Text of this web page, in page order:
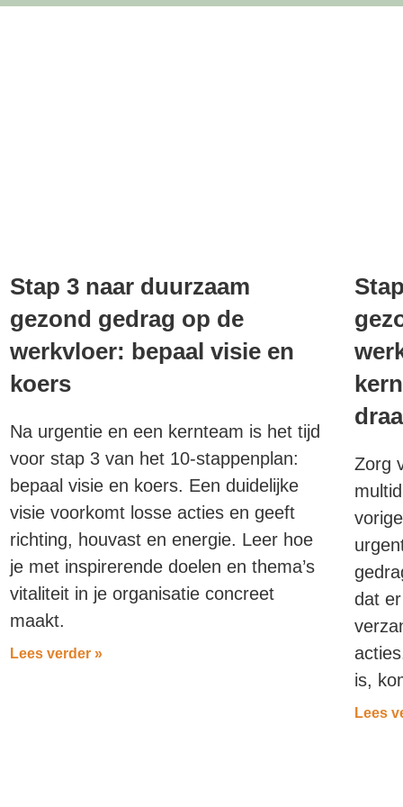
Stap 3 naar duurzaam
gezond gedrag op de
werkvloer: bepaal visie en
koers
Na urgentie en een kernteam is het tijd
voor stap 3 van het 10-stappenplan:
bepaal visie en koers. Een duidelijke
visie voorkomt losse acties en geeft
richting, houvast en energie. Leer hoe
je met inspirerende doelen en thema’s
vitaliteit in je organisatie concreet
maakt.
Lees verder »
Zorg
dat
is,
Lees